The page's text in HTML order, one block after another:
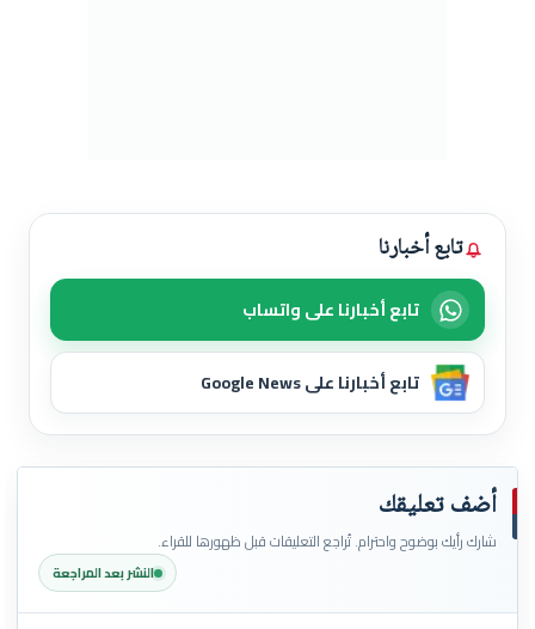
تابع أخبارنا
تابع أخبارنا على واتساب
تابع أخبارنا على Google News
أضف تعليقك
شارك رأيك بوضوح واحترام. تُراجع التعليقات قبل ظهورها للقراء.
النشر بعد المراجعة